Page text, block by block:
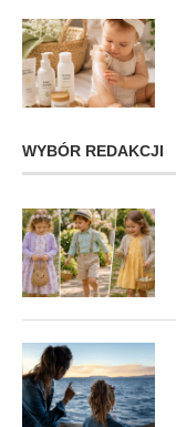
WYBÓR REDAKCJI